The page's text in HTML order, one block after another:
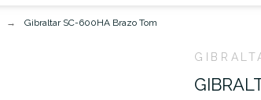
Gibraltar SC-600HA Brazo Tom